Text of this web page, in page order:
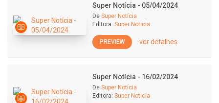
Super Notícia - 05/04/2024
De Super Notícia
Editora: Super Noticia
PREVIEW ver detalhes
Super Notícia - 16/02/2024
De Super Notícia
Editora: Super Noticia